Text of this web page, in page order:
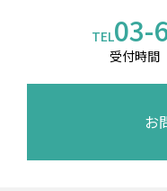
TEL03-
受付時
お